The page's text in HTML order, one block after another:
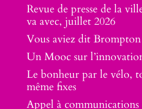
Revue de presse de la
va avec, juillet 2026
Vous aviez dit
Un Mooc sur
Le bonheur par le vélo,
même fixes
Appel à